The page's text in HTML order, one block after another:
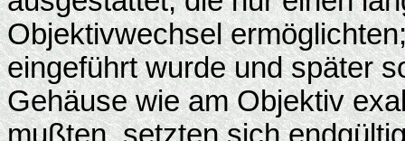
Objektivwechsel
eingeführt wurde und später
Gehäuse wie am Objektiv